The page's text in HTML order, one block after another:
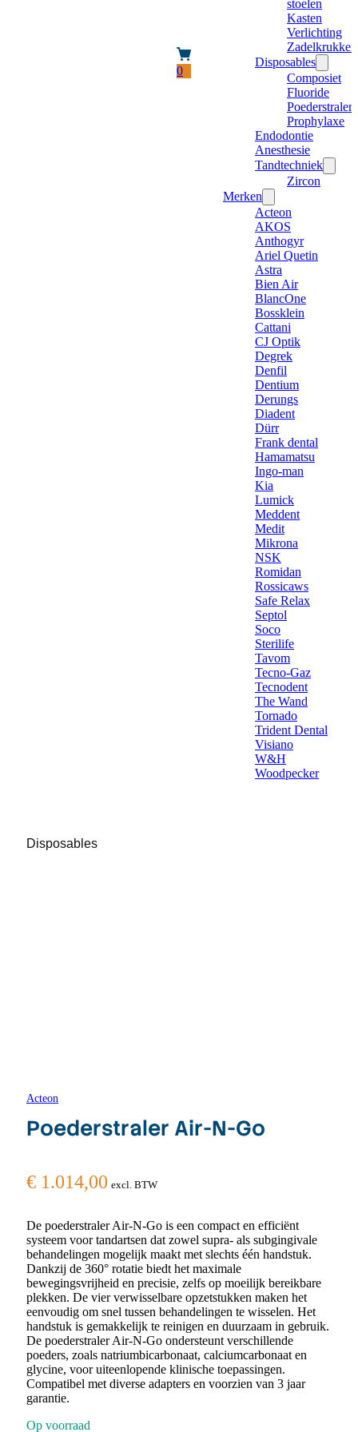
0
stoelen
Kasten
Verlichting
Zadelkrukken
Disposables
Composiet
Fluoride
Poederstraler
Prophylaxe
Endodontie
Anesthesie
Tandtechniek
Zircon
Merken
Acteon
AKOS
Anthogyr
Ariel Quetin
Astra
Bien Air
BlancOne
Bossklein
Cattani
CJ Optik
Degrek
Denfil
Dentium
Derungs
Diadent
Dürr
Frank dental
Hamamatsu
Ingo-man
Kia
Lumick
Meddent
Medit
Mikrona
NSK
Romidan
Rossicaws
Safe Relax
Septol
Soco
Sterilife
Tavom
Tecno-Gaz
Tecnodent
The Wand
Tornado
Trident Dental
Visiano
W&H
Woodpecker
Disposables
Acteon
Poederstraler Air-N-Go
€ 1.014,00 excl. BTW
De poederstraler Air-N-Go is een compact en efficiënt
systeem voor tandartsen dat zowel supra- als subgingivale
behandelingen mogelijk maakt met slechts één handstuk.
Dankzij de 360° rotatie biedt het maximale
bewegingsvrijheid en precisie, zelfs op moeilijk bereikbare
plekken. De vier verwisselbare opzetstukken maken het
eenvoudig om snel tussen behandelingen te wisselen. Het
handstuk is gemakkelijk te reinigen en duurzaam in gebruik.
De poederstraler Air-N-Go ondersteunt verschillende
poeders, zoals natriumbicarbonaat, calciumcarbonaat en
glycine, voor uiteenlopende klinische toepassingen.
Compatibel met diverse adapters en voorzien van 3 jaar
garantie.
Op voorraad